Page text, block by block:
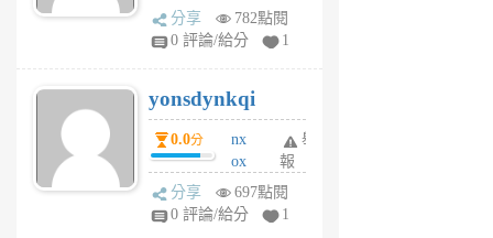
wt
sv
6
個
月
前
分享
782點閱
0 評論/給分
1
yonsdynkqi
0.0分
nx
ox
rh
pe
舉
報
分享
697點閱
0 評論/給分
1